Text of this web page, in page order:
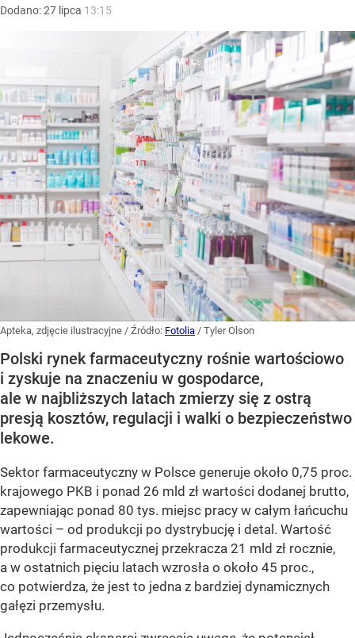
Dodano:27 lipca 13:15
Apteka, zdjęcie ilustracyjne / Źródło: Fotolia / Tyler Olson
Polski rynek farmaceutyczny rośnie wartościowo
i zyskuje na znaczeniu w gospodarce,
ale w najbliższych latach zmierzy się z ostrą
presją kosztów, regulacji i walki o bezpieczeństwo
lekowe.
Sektor farmaceutyczny w Polsce generuje około 0,75 proc.
krajowego PKB i ponad 26 mld zł wartości dodanej brutto,
zapewniając ponad 80 tys. miejsc pracy w całym łańcuchu
wartości – od produkcji po dystrybucję i detal. Wartość
produkcji farmaceutycznej przekracza 21 mld zł rocznie,
a w ostatnich pięciu latach wzrosła o około 45 proc.,
co potwierdza, że jest to jedna z bardziej dynamicznych
gałęzi przemysłu.